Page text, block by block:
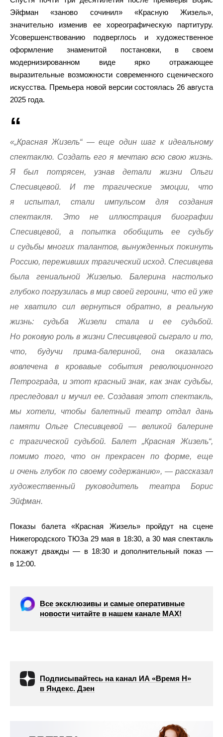
Эйфман «заново сочинил» «Красную Жизель»,
значительно изменив ее хореографическую партитуру.
Усовершенствованию подверглось и художественное
оформление знаменитой постановки, в своем
модернизированном виде ярко отражающее
выразительные возможности современного сценического
искусства. Премьера новой версии состоялась 26 августа
2025 года.
«„Красная Жизель“ — еще один шаг к идеальному
спектаклю. Создать его я мечтаю всю свою жизнь.
Я был потрясен, узнав детали жизни Ольги
Спесивцевой. И те трагические эмоции, что
я испытал, стали импульсом для создания
спектакля. Это не иллюстрация биографии
Спесивцевой, а попытка обобщить ее судьбу
и судьбы многих талантов, вынужденных покинуть
Россию, переживших трагический исход. Спесивцева
была гениальной Жизелью. Балерина настолько
глубоко погрузилась в мир своей героини, что ей уже
не хватило сил вернуться обратно, в реальную
жизнь: судьба Жизели стала и ее судьбой.
Но роковую роль в жизни Спесивцевой сыграло и то,
что, будучи прима-балериной, она оказалась
вовлечена в кровавые события революционного
Петрограда, и этот красный знак, как знак судьбы,
преследовал и мучил ее. Создавая этот спектакль,
мы хотели, чтобы балетный театр отдал дань
памяти Ольге Спесивцевой — великой балерине
с трагической судьбой. Балет „Красная Жизель“,
помимо того, что он прекрасен по форме, еще
и очень глубок по своему содержанию», — рассказал
художественный руководитель театра Борис
Эйфман.
Показы балета «Красная Жизель» пройдут на сцене
Нижегородского ТЮЗа 29 мая в 18:30, а 30 мая спектакль
покажут дважды — в 18:30 и дополнительный показ —
в 12:00.
Все эксклюзивы и самые оперативные
новости читайте в нашем канале МАХ!
Подписывайтесь на канал ИА «Время Н»
в Яндекс. Дзен